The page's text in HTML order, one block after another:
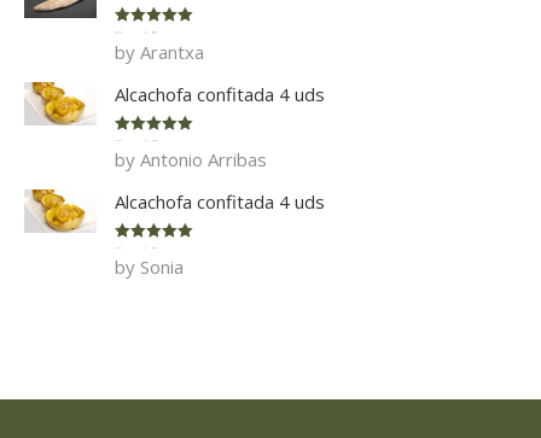
Rated 5
of 5
by Arantxa
Alcachofa confitada 4 uds
Rated 5
of 5
by Antonio Arribas
Alcachofa confitada 4 uds
Rated 5
of 5
by Sonia